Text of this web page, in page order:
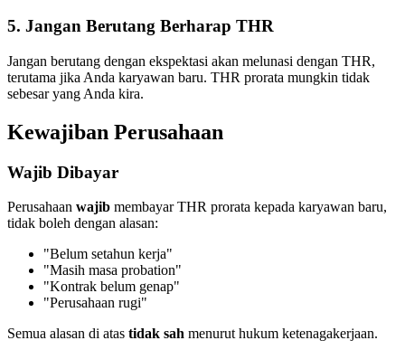
5. Jangan Berutang Berharap THR
Jangan berutang dengan ekspektasi akan melunasi dengan THR,
terutama jika Anda karyawan baru. THR prorata mungkin tidak
sebesar yang Anda kira.
Kewajiban Perusahaan
Wajib Dibayar
Perusahaan wajib membayar THR prorata kepada karyawan baru,
tidak boleh dengan alasan:
"Belum setahun kerja"
"Masih masa probation"
"Kontrak belum genap"
"Perusahaan rugi"
Semua alasan di atas tidak sah menurut hukum ketenagakerjaan.